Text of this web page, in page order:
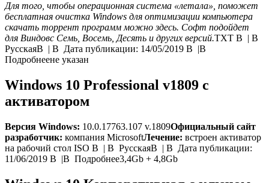
Для того, чтобы операционная система «летала», поможет
бесплатная очистка Windows для оптимизации компьютера
скачать торрент программ можно здесь. Софт подойдет
для Виндовс Семь, Восемь, Десять и других версий.TXT В | В
РусскаяВ | В Дата публикации: 14/05/2019 В |В
Подробнеене указан
Windows 10 Professional v1809 с
активатором
Версия Windows: 10.0.17763.107 v.1809Официальный сайт
разработчик: компания MicrosoftЛечение: встроен активатор
на рабочий стол ISO В | В РусскаяВ | В Дата публикации:
11/06/2019 В |В Подробнее3,4Gb + 4,8Gb